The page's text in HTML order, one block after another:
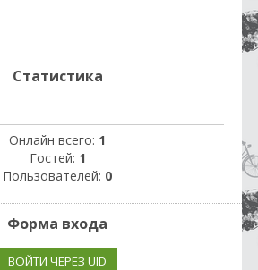
Статистика
Онлайн всего: 1
Гостей: 1
Пользователей: 0
Форма входа
ВОЙТИ ЧЕРЕЗ UID